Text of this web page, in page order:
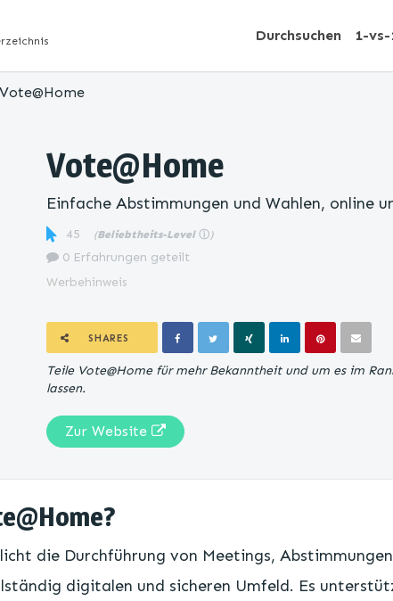
Durchsuchen 1-
Vote@Home
Einfache Abstimmungen und Wahlen, online
45 (Beliebtheits-Level ⓘ)
0 Erfahrungen geteilt
Werbehinweis
SHARES
Teile Vote@Home für mehr Bekanntheit und um es im
lassen.
Zur Website
die Durchführung von Meetings,
digitalen und sicheren Umfeld. Es